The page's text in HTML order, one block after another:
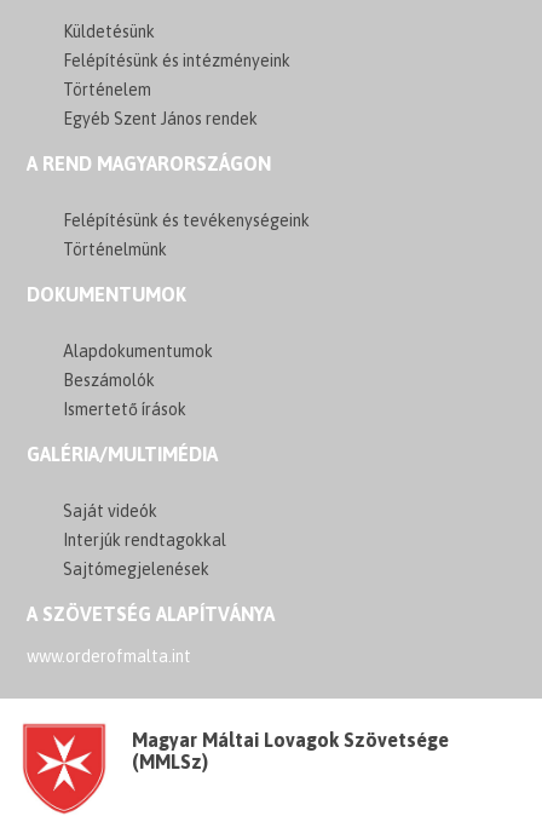
Küldetésünk
Felépítésünk és intézményeink
Történelem
Egyéb Szent János rendek
A REND MAGYARORSZÁGON
Felépítésünk és tevékenységeink
Történelmünk
DOKUMENTUMOK
Alapdokumentumok
Beszámolók
Ismertető írások
GALÉRIA/MULTIMÉDIA
Saját videók
Interjúk rendtagokkal
Sajtómegjelenések
A SZÖVETSÉG ALAPÍTVÁNYA
www.orderofmalta.int
Magyar Máltai Lovagok Szövetsége
(MMLSz)